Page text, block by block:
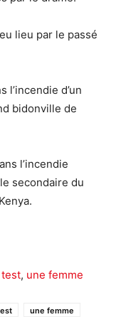
lieu par le passé
l’incendie d’un
bidonville de
l’incendie
secondaire du
test, une femme
une femme